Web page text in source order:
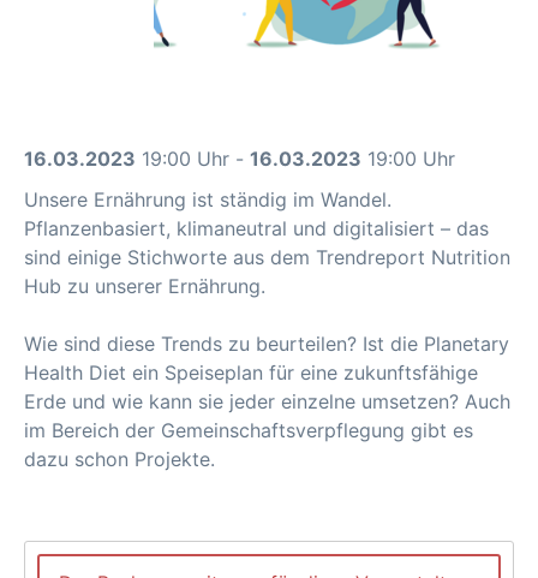
16.03.2023 19:00 Uhr - 16.03.2023 19:00 Uhr
Unsere Ernährung ist ständig im Wandel.
Pflanzenbasiert, klimaneutral und digitalisiert – das
sind einige Stichworte aus dem Trendreport Nutrition
Hub zu unserer Ernährung.
Wie sind diese Trends zu beurteilen? Ist die Planetary
Health Diet ein Speiseplan für eine zukunftsfähige
Erde und wie kann sie jeder einzelne umsetzen? Auch
im Bereich der Gemeinschaftsverpflegung gibt es
dazu schon Projekte.